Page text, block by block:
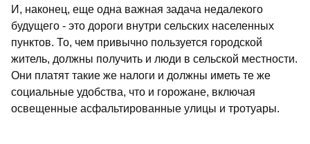
И, наконец, еще одна важная задача недалекого
будущего - это дороги внутри сельских населенных
пунктов. То, чем привычно пользуется городской
житель, должны получить и люди в сельской местности.
Они платят такие же налоги и должны иметь те же
социальные удобства, что и горожане, включая
освещенные асфальтированные улицы и тротуары.